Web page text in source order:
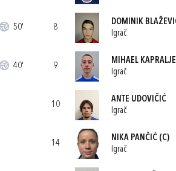
50'
40'
8
DOMINIK
Igrač
9
MIHAEL
Igrač
10
ANTE UDOVIČIĆ
Igrač
14
NIKA PANČIĆ(C)
Igrač